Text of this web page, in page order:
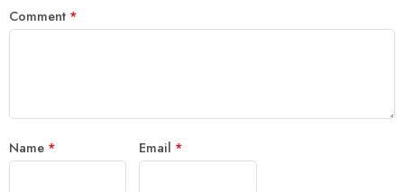
Comment *
Name * Email *